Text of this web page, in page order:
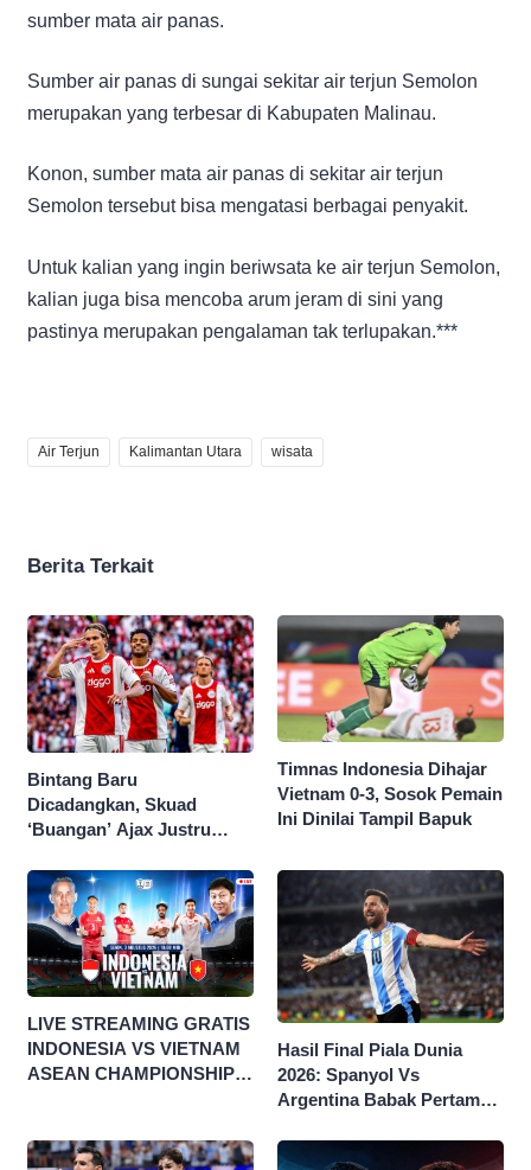
sumber mata air panas.
Sumber air panas di sungai sekitar air terjun Semolon
merupakan yang terbesar di Kabupaten Malinau.
Konon, sumber mata air panas di sekitar air terjun
Semolon tersebut bisa mengatasi berbagai penyakit.
Untuk kalian yang ingin beriwsata ke air terjun Semolon,
kalian juga bisa mencoba arum jeram di sini yang
pastinya merupakan pengalaman tak terlupakan.***
Air Terjun Kalimantan Utara wisata
Berita Terkait
Bintang Baru
Dicadangkan, Skuad
‘Buangan’ Ajax Justru
Timnas Indonesia Dihajar
Vietnam 0-3, Sosok Pemain
Ini Dinilai Tampil Bapuk
LIVE STREAMING GRATIS
INDONESIA VS VIETNAM
ASEAN CHAMPIONSHIP
Hasil Final Piala Dunia
2026: Spanyol Vs
Argentina Babak Pertama